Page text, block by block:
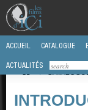
ACCUEIL CATALOGUE
ACTUALITÉS
/